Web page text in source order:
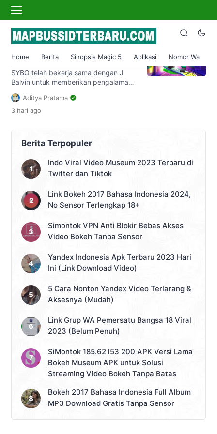
Home Berita Sinopsis Magic 5 Aplikasi Nomor Wa
j balvinn
Subway Surfers bekerja sama
PlanetPlay
SYBO telah bekerja sama dengan J
Balvin untuk memberikan pengalaman
kepada para pemainnya sebagai
karakter baru yang dapat dimainkan di
Subway Surfers, sambil menawarkan
proyek lingkungan global di sepanjang
perjalanannya. Secara khusus, Anda
dapat melakukan bagian Anda untuk
menyumbang ke Proyek Kompor Bersih
Hongera melalui pembelian karakter
Balvin dalam game. Ini akan […]
Aditya Pratama
3 hari ago
Berita Terpopuler
Indo Viral Video Museum 2023 Terbaru di
Twitter dan Tiktok
Link Bokeh 2017 Bahasa Indonesia 2024,
No Sensor Terlengkap 18+
Simontok VPN Anti Blokir Bebas Akses
Video Bokeh Tanpa Sensor
Yandex Indonesia Apk Terbaru 2023 Hari
Ini (Link Download Video)
5 Cara Nonton Yandex Video Terlarang &
Aksesnya (Mudah)
Link Grup WA Pemersatu Bangsa 18 Viral
2023 (Belum Penuh)
SiMontok 185.62 l53 200 APK Versi Lama
Bokeh Museum APK untuk Solusi
Streaming Video Bokeh Tanpa Batas
Bokeh 2017 Bahasa Indonesia Full Album
MP3 Download Gratis Tanpa Sensor